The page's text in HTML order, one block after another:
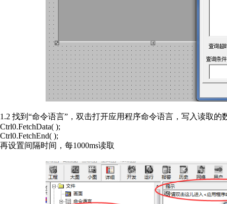
1.2 找到“命令语言”，双击打开应用程序命令语言，写入读取的
Ctrl0.FetchData( );
Ctrl0.FetchEnd( );
再设置间隔时间，每1000ms读取